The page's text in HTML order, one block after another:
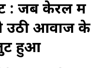
: जब केरल में
उठी आवाज के
हुआ